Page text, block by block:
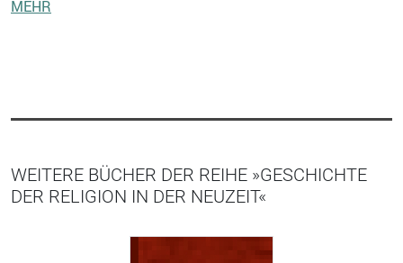
MEHR
WEITERE BÜCHER DER REIHE »GESCHICHTE
DER RELIGION IN DER NEUZEIT«